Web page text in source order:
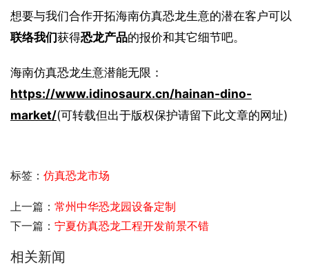
想要与我们合作开拓海南仿真恐龙生意的潜在客户可以
联络我们获得恐龙产品的报价和其它细节吧。
海南仿真恐龙生意潜能无限：
https://www.idinosaurx.cn/hainan-dino-
market/(可转载但出于版权保护请留下此文章的网址)
标签： 仿真恐龙市场
上一篇： 常州中华恐龙园设备定制
下一篇： 宁夏仿真恐龙工程开发前景不错
相关新闻